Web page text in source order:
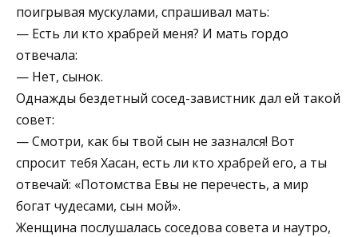
поигрывая мускулами, спрашивал мать:
— Есть ли кто храбрей меня? И мать гордо
отвечала:
— Нет, сынок.
Однажды бездетный сосед-завистник дал ей такой
совет:
— Смотри, как бы твой сын не зазнался! Вот
спросит тебя Хасан, есть ли кто храбрей его, а ты
отвечай: «Потомства Евы не перечесть, а мир
богат чудесами, сын мой».
Женщина послушалась соседова совета и наутро,